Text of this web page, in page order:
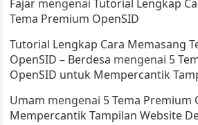
Fajar mengenaiTutorial Lengkap
Tema Premium OpenSID
Tutorial Lengkap Cara Memasang
OpenSID – Berdesa mengenai 5
OpenSID untuk Mempercantik
Umam mengenai 5 Tema Premium
Mempercantik Tampilan Website